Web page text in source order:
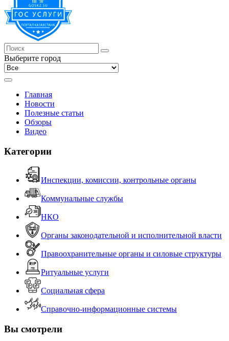
Выберите город
Главная
Новости
Полезные статьи
Обзоры
Видео
Категории
Инспекции, комиссии, контрольные органы
Коммунальные службы
НКО
Органы законодательной и исполнительной власти
Правоохранительные органы и силовые структуры
Ритуальные услуги
Социальная сфера
Справочно-информационные системы
Вы смотрели